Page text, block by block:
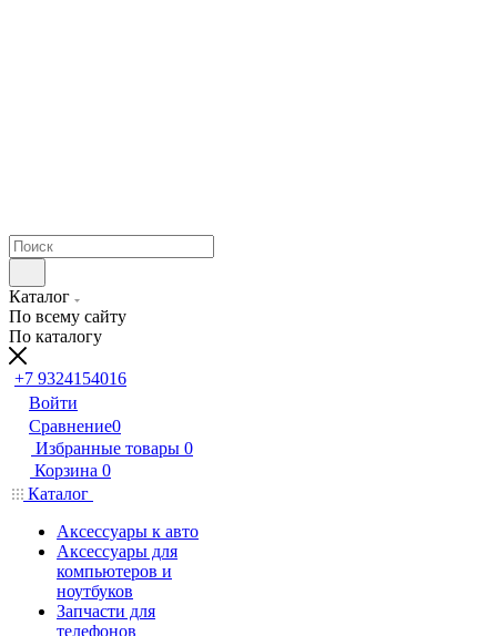
Каталог
По всему сайту
По каталогу
+7 9324154016
Войти
Сравнение0
Избранные товары 0
Корзина 0
Каталог
Аксессуары к авто
Аксессуары для
компьютеров и
ноутбуков
Запчасти для
телефонов